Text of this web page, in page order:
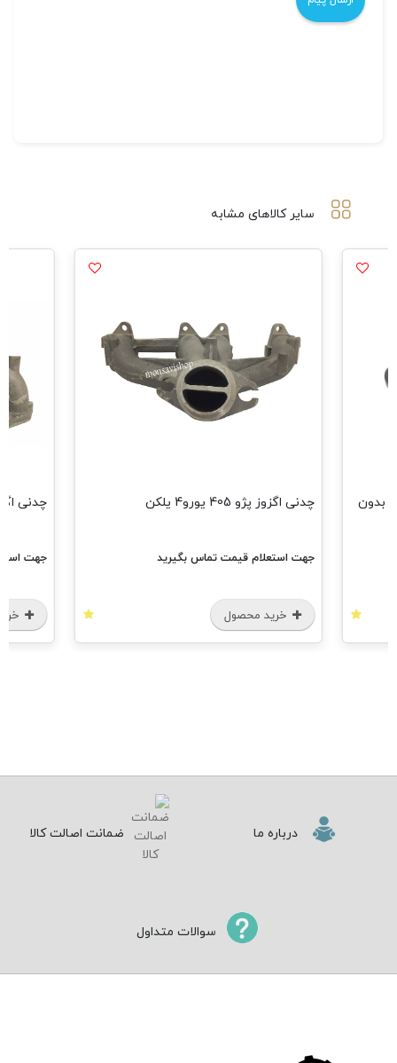
سایر کالاهای مشابه
پژو 206 تیپ 5-رانا بدون چدنی اگزوز پژو 405 یورو4 یلکن
جهت استعلام قیمت تماس بگیرید
خرید محصول
چدنی
جهت
درباره ما ضمانت اصالت کالا
سوالات متداول